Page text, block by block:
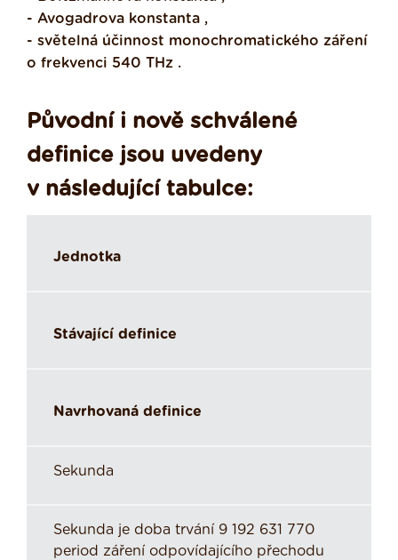
- Avogadrova konstanta ,
- světelná účinnost monochromatického záření
o frekvenci 540 THz .
Původní i nově schválené
definice jsou uvedeny
v následující tabulce:
Jednotka
Stávající definice
Navrhovaná definice
Sekunda
Sekunda je doba trvání 9 192 631 770
period záření odpovídajícího přechodu